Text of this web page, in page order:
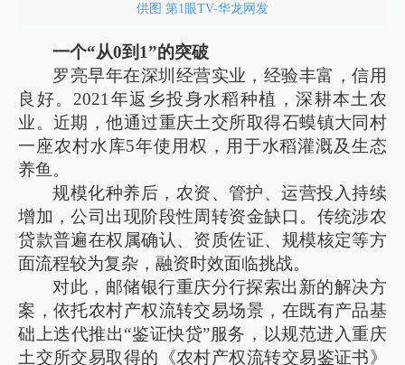
供图 第1眼TV-华龙网发
一个“从0到1”的突破
罗亮早年在深圳经营实业，经验丰富，信用
良好。2021年返乡投身水稻种植，深耕本土农
业。近期，他通过重庆土交所取得石蟆镇大同村
一座农村水库5年使用权，用于水稻灌溉及生态
养鱼。
规模化种养后，农资、管护、运营投入持续
增加，公司出现阶段性周转资金缺口。传统涉农
贷款普遍在权属确认、资质佐证、规模核定等方
面流程较为复杂，融资时效面临挑战。
对此，邮储银行重庆分行探索出新的解决方
案，依托农村产权流转交易场景，在既有产品基
础上迭代推出“鉴证快贷”服务，以规范进入重庆
土交所交易取得的《农村产权流转交易鉴证书》